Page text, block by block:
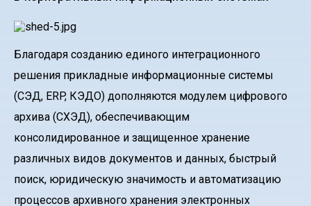
Благодаря созданию единого интеграционного
решения прикладные информационные системы
(СЭД, ERP, КЭДО) дополняются модулем цифрового
архива (СХЭД), обеспечивающим
консолидированное и защищенное хранение
различных видов документов и данных, быстрый
поиск, юридическую значимость и автоматизацию
процессов архивного хранения электронных